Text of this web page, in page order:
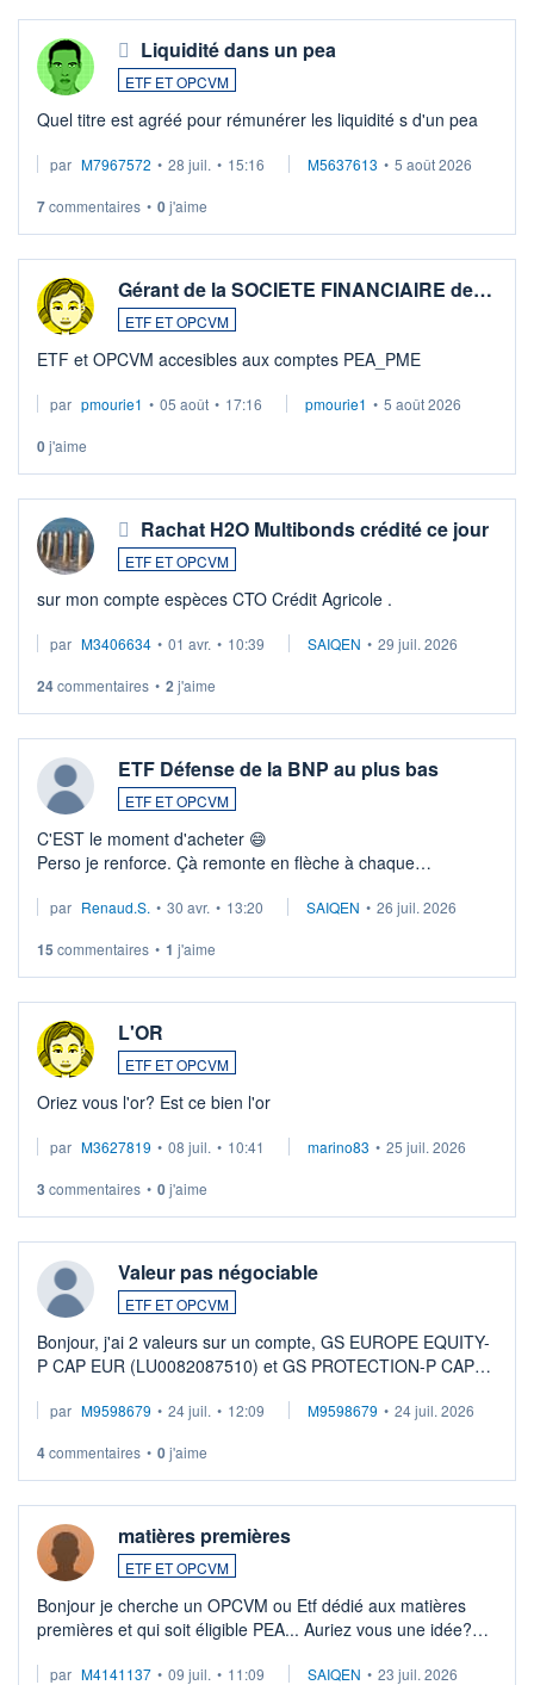
Liquidité dans un pea
ETF ET OPCVM
Quel titre est agréé pour rémunérer les liquidité s d'un pea
par M7967572 • 28 juil. • 15:16 M5637613 • 5 août 2026
7commentaires • 0j'aime
Gérant de la SOCIETE FINANCIAIRE de…
ETF ET OPCVM
ETF et OPCVM accesibles aux comptes PEA_PME
par pmourie1 • 05 août • 17:16 pmourie1 • 5 août 2026
0j'aime
Rachat H2O Multibonds crédité ce jour
ETF ET OPCVM
sur mon compte espèces CTO Crédit Agricole .
par M3406634 • 01 avr. • 10:39 SAIQEN • 29 juil. 2026
24commentaires • 2 j'aime
ETF Défense de la BNP au plus bas
ETF ET OPCVM
C'EST le moment d'acheter 😄​
Perso je renforce. Çà remonte en flèche à chaque
Investissement long terme tip top pour sa retraite.
par Renaud.S. • 30 avr. • 13:20 SAIQEN • 26 juil. 2026
15 commentaires • 1 j'aime
L'OR
ETF ET OPCVM
Oriez vous l'or? Est ce bien l'or
par M3627819 • 08 juil. • 10:41 marino83 • 25 juil. 2026
3 commentaires • 0j'aime
Valeur pas négociable
ETF ET OPCVM
Bonjour, j'ai 2 valeurs sur un compte, GS EUROPE EQUITY-
P CAP EUR (LU0082087510) et GS PROTECTION-P CAP
veux procéder à la vente, on me signale ...
par M9598679 • 24 juil. • 12:09 M9598679 • 24 juil. 2026
4commentaires • 0j'aime
matières premières
ETF ET OPCVM
Bonjour je cherche un OPCVM ou Etf dédié aux matières
premières et qui soit éligible PEA... Auriez vous une idée?
par M4141137 • 09 juil. • 11:09 SAIQEN • 23 juil. 2026